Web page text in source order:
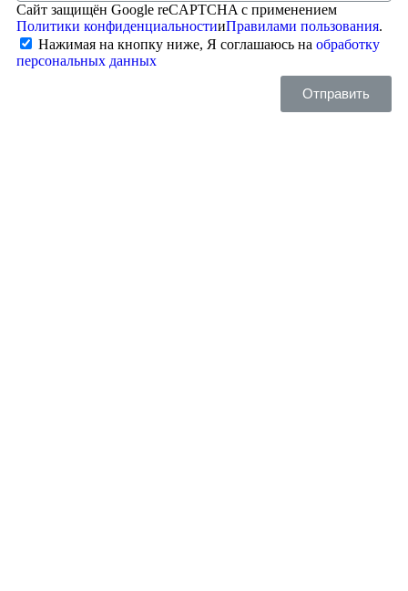
Сайт защищён Google reCAPTCHA с применением
Политики конфиденциальностииПравилами пользования.
Нажимая на кнопку ниже, Я соглашаюсь на обработку
персональных данных
Отправить